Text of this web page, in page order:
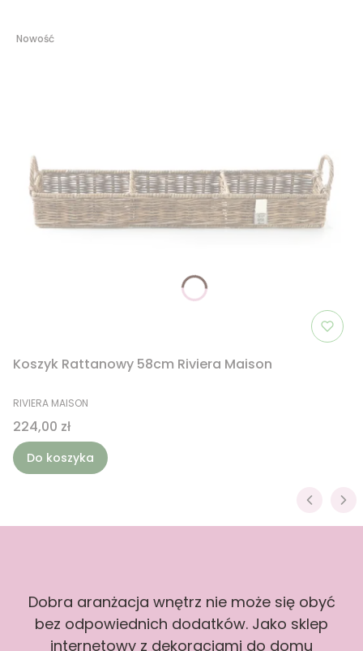
Nowość
Koszyk Rattanowy 58cm Riviera Maison
PRODUCENT
RIVIERA MAISON
Cena
224,00 zł
Do koszyka
Dobra aranżacja wnętrz nie może się obyć
bez odpowiednich dodatków. Jako sklep
internetowy z dekoracjami do domu